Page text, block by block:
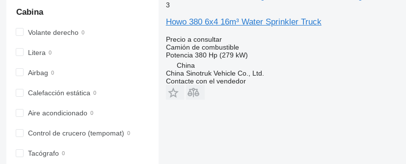
Cabina
Volante derecho
Litera
Airbag
Calefacción estática
Aire acondicionado
Control de crucero (tempomat)
Tacógrafo
3
Howo 380 6x4 16m³ Water Sprinkler Truck
Precio a consultar
Camión de combustible
Potencia 380 Hp (279 kW)
China
China Sinotruk Vehicle Co., Ltd.
Contacte con el vendedor